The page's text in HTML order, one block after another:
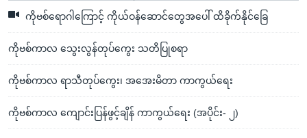
ကိုဗစ်ရောဂါကြောင့် ကိုယ်ဝန်ဆောင်တွေအပေါ် ထိခိုက်နိုင်ခြေ
ကိုဗစ်ကာလ သွေးလွန်တုပ်ကွေး သတိပြုစရာ
ကိုဗစ်ကာလ ရာသီတုပ်ကွေး၊ အအေးမိတာ ကာကွယ်ရေး
ကိုဗစ်ကာလ ကျောင်းပြန်ဖွင့်ချိန် ကာကွယ်ရေး (အပိုင်း- ၂)